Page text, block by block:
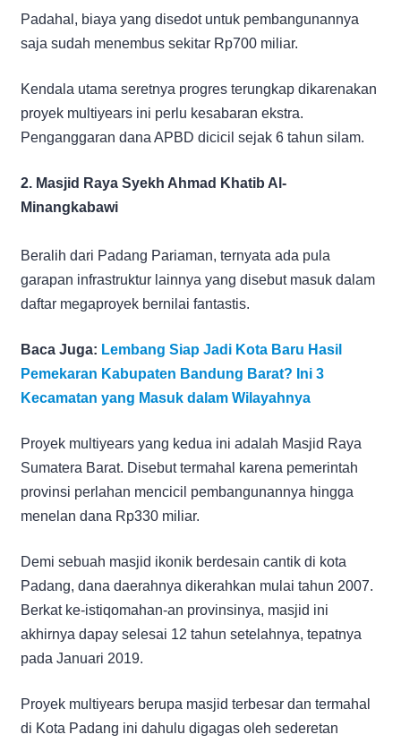
Padahal, biaya yang disedot untuk pembangunannya
saja sudah menembus sekitar Rp700 miliar.
Kendala utama seretnya progres terungkap dikarenakan
proyek multiyears ini perlu kesabaran ekstra.
Penganggaran dana APBD dicicil sejak 6 tahun silam.
2. Masjid Raya Syekh Ahmad Khatib Al-
Minangkabawi
Beralih dari Padang Pariaman, ternyata ada pula
garapan infrastruktur lainnya yang disebut masuk dalam
daftar megaproyek bernilai fantastis.
Baca Juga: Lembang Siap Jadi Kota Baru Hasil
Pemekaran Kabupaten Bandung Barat? Ini 3
Kecamatan yang Masuk dalam Wilayahnya
Proyek multiyears yang kedua ini adalah Masjid Raya
Sumatera Barat. Disebut termahal karena pemerintah
provinsi perlahan mencicil pembangunannya hingga
menelan dana Rp330 miliar.
Demi sebuah masjid ikonik berdesain cantik di kota
Padang, dana daerahnya dikerahkan mulai tahun 2007.
Berkat ke-istiqomahan-an provinsinya, masjid ini
akhirnya dapay selesai 12 tahun setelahnya, tepatnya
pada Januari 2019.
Proyek multiyears berupa masjid terbesar dan termahal
di Kota Padang ini dahulu digagas oleh sederetan